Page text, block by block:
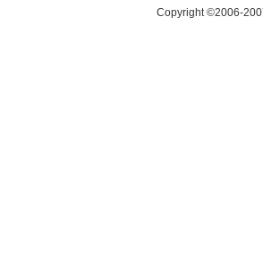
Copyright ©2006-